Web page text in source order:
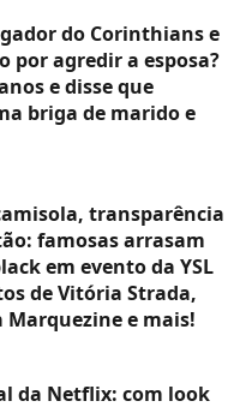
do Corinthians e
por agredir a esposa?
e disse que
briga de marido e
transparência
famosas arrasam
em evento da YSL
de Vitória Strada,
Marquezine e mais!
da Netflix: com look